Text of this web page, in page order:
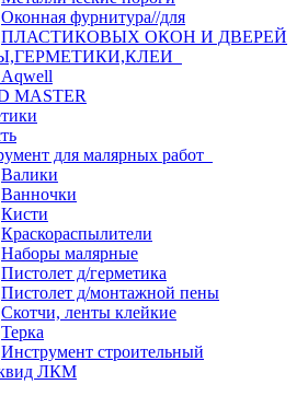
Оконная фурнитура//для
ПЛАСТИКОВЫХ ОКОН И ДВЕРЕЙ
MASTER
для малярных работ
Валики
Ванночки
Кисти
Краскораспылители
Наборы малярные
Пистолет д/герметика
Пистолет д/монтажной пены
Скотчи, ленты клейкие
Терка
Инструмент строительный
ЛКМ